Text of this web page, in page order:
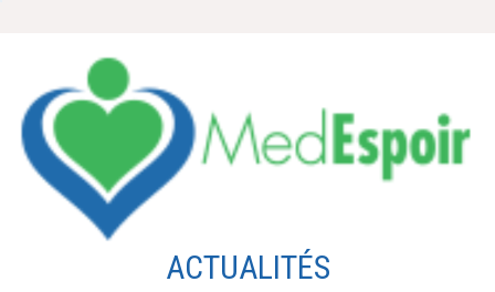
contenu
ACTUALITÉS